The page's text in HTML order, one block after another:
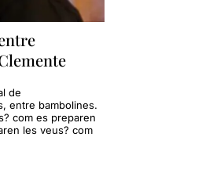
de
entre bambolines.
com es preparen
les veus? com